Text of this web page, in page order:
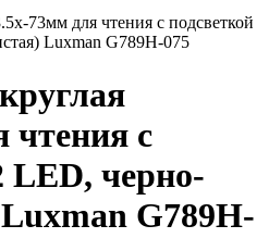
73мм для чтения с подсветкой
Luxman G789H-075
чтения с
LED, черно-
Luxman G789H-